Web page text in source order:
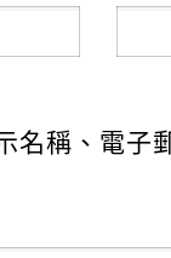
名稱、電子